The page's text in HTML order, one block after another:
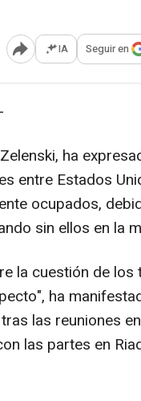
Abrir opciones
IA Seguir en
ha
entre Estados
ocupados,
sin ellos en la
la cuestión de
ha
las reuniones
las partes en